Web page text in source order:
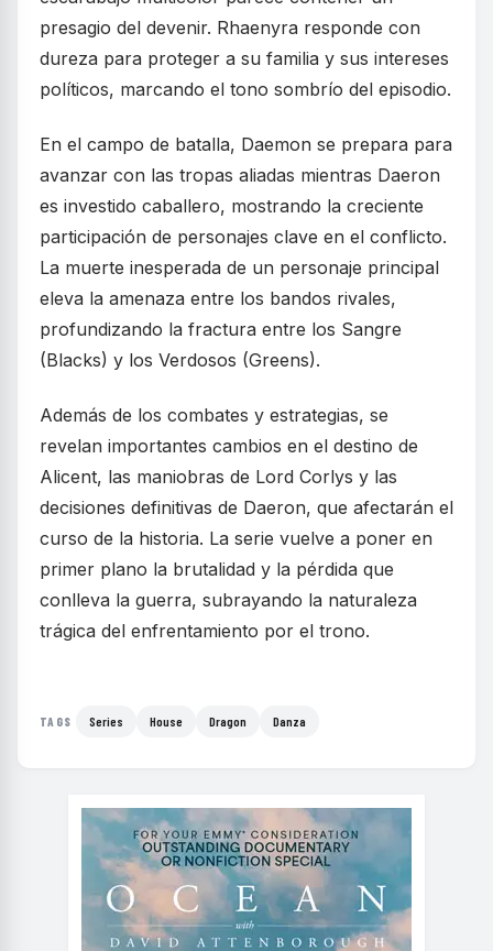
presagio del devenir. Rhaenyra responde con
dureza para proteger a su familia y sus intereses
políticos, marcando el tono sombrío del episodio.
En el campo de batalla, Daemon se prepara para
avanzar con las tropas aliadas mientras Daeron
es investido caballero, mostrando la creciente
participación de personajes clave en el conflicto.
La muerte inesperada de un personaje principal
eleva la amenaza entre los bandos rivales,
profundizando la fractura entre los Sangre
(Blacks) y los Verdosos (Greens).
Además de los combates y estrategias, se
revelan importantes cambios en el destino de
Alicent, las maniobras de Lord Corlys y las
decisiones definitivas de Daeron, que afectarán el
curso de la historia. La serie vuelve a poner en
primer plano la brutalidad y la pérdida que
conlleva la guerra, subrayando la naturaleza
trágica del enfrentamiento por el trono.
TAGS Series House Dragon Danza